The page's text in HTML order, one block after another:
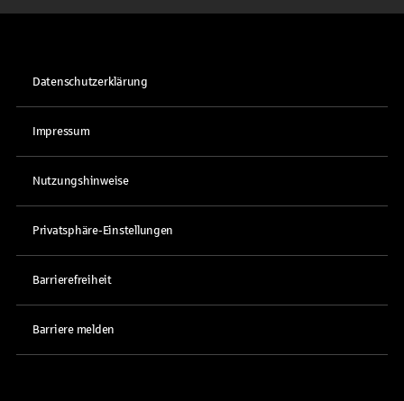
Datenschutzerklärung
Impressum
Nutzungshinweise
Privatsphäre-Einstellungen
Barrierefreiheit
Barriere melden